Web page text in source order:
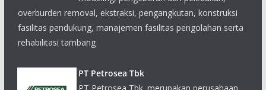
overburden removal, ekstraksi, pengangkutan, konstruksi
fasilitas pendukung, manajemen fasilitas pengolahan serta
rehabilitasi tambang
PT Petrosea Tbk
PT Petrosea Tbk. merupakan perusahaan